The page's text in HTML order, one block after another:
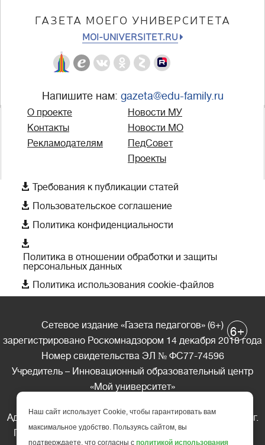
ГАЗЕТА МОЕГО УНИВЕРСИТЕТА
MOI-UNIVERSITET.RU
Напишите нам: gazeta@edu-family.ru
О проекте
Контакты
Рекламодателям
Новости МУ
Новости МО
ПедСовет
Проекты
 Требования к публикации статей
 Пользовательское соглашение
 Политика конфиденциальности

Политика в отношении обработки и защиты
персональных данных
 Политика использования cookie-файлов
Сетевое издание «Газета педагогов» (6+)
зарегистрировано Роскомнадзором 14 декабря 2018 года
Номер свидетельства ЭЛ № ФС77-74596
Учредитель – Инновационный образовательный центр
«Мой университет»
Адрес редакции: 185035 Россия, Республика Карелия, г.
Петрозаводск, ул. Фридриха Энгельса д.10, офис 211
6+
Наш сайт использует Cookie, чтобы гарантировать вам
максимальное удобство. Пользуясь сайтом, вы
подтверждаете, что согласны с политикой использования